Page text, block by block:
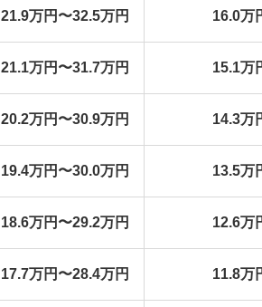
21.9万円〜32.5万円 16.0万
21.1万円〜31.7万円 15.1万
20.2万円〜30.9万円 14.3万
19.4万円〜30.0万円 13.5万
18.6万円〜29.2万円 12.6万
17.7万円〜28.4万円 11.8万